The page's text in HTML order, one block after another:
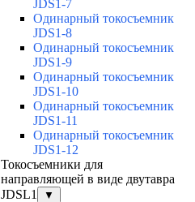
JDS1-7
Одинарный токосъемник
JDS1-8
Одинарный токосъемник
JDS1-9
Одинарный токосъемник
JDS1-10
Одинарный токосъемник
JDS1-11
Одинарный токосъемник
JDS1-12
Токосъемники для
направляющей в виде двутавра
JDSL1
▼